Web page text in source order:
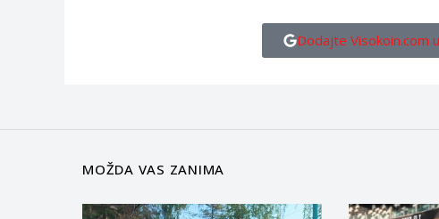
Dodajte Visokoin.com
MOŽDA VAS ZANIMA